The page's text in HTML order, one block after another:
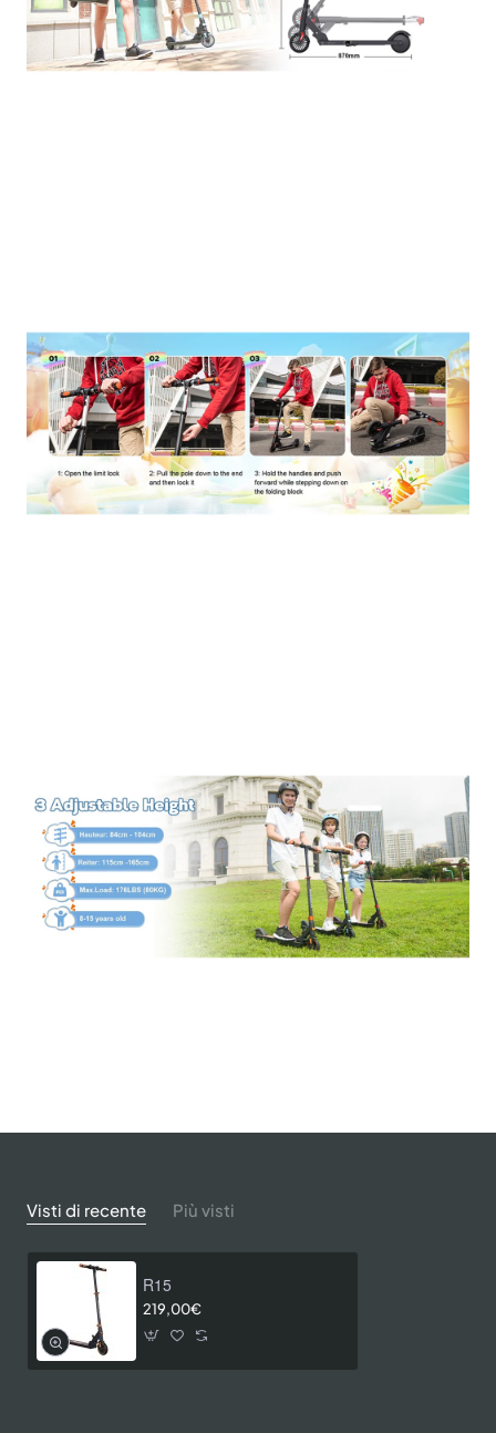
Regali:Un regalo originale e sicuro per qualsiasi
occasione.
Visti di recente Più visti
R15
219,00€